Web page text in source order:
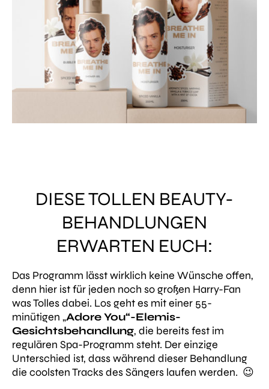
DIESE TOLLEN BEAUTY-
BEHANDLUNGEN
ERWARTEN EUCH:
Das Programm lässt wirklich keine Wünsche offen,
denn hier ist für jeden noch so großen Harry-Fan
was Tolles dabei. Los geht es mit einer 55-
minütigen „Adore You“-Elemis-
Gesichtsbehandlung, die bereits fest im
regulären Spa-Programm steht. Der einzige
Unterschied ist, dass während dieser Behandlung
die coolsten Tracks des Sängers laufen werden. 😉